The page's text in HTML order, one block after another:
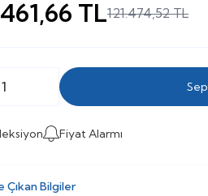
TL121.474,52TL
Fiyat Alarmı
Çıkan Bilgiler